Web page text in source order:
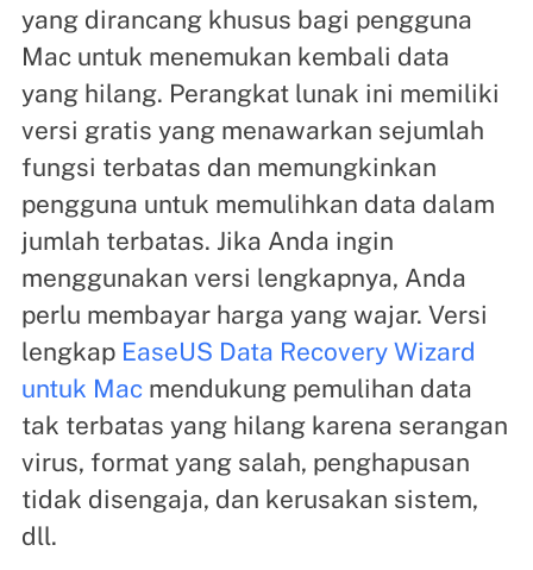
yang dirancang khusus bagi pengguna
Mac untuk menemukan kembali data
yang hilang. Perangkat lunak ini memiliki
versi gratis yang menawarkan sejumlah
fungsi terbatas dan memungkinkan
pengguna untuk memulihkan data dalam
jumlah terbatas. Jika Anda ingin
menggunakan versi lengkapnya, Anda
perlu membayar harga yang wajar. Versi
lengkap EaseUS Data Recovery Wizard
untuk Macmendukung pemulihan data
tak terbatas yang hilang karena serangan
virus, format yang salah, penghapusan
tidak disengaja, dan kerusakan sistem,
dll.